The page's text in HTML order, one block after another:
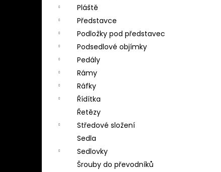
Pláště
Představce
Podložky pod představec
Podsedlové objímky
Pedály
Rámy
Ráfky
Řídítka
Řetězy
Středové složení
Sedla
Sedlovky
Šrouby do převodníků